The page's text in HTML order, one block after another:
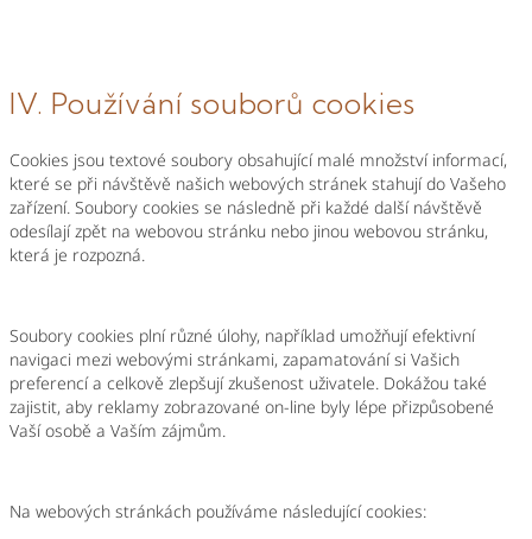
IV. Používání souborů cookies
Cookies jsou textové soubory obsahující malé množství informací,
které se při návštěvě našich webových stránek stahují do Vašeho
zařízení. Soubory cookies se následně při každé další návštěvě
odesílají zpět na webovou stránku nebo jinou webovou stránku,
která je rozpozná.
Soubory cookies plní různé úlohy, například umožňují efektivní
navigaci mezi webovými stránkami, zapamatování si Vašich
preferencí a celkově zlepšují zkušenost uživatele. Dokážou také
zajistit, aby reklamy zobrazované on-line byly lépe přizpůsobené
Vaší osobě a Vaším zájmům.
Na webových stránkách používáme následující cookies: